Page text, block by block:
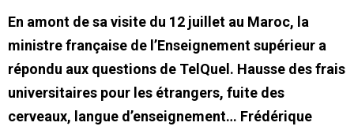
En amont de sa visite du 12 juillet au Maroc, la
ministre française de l’Enseignement supérieur a
répondu aux questions de TelQuel. Hausse des frais
universitaires pour les étrangers, fuite des
cerveaux, langue d’enseignement… Frédérique